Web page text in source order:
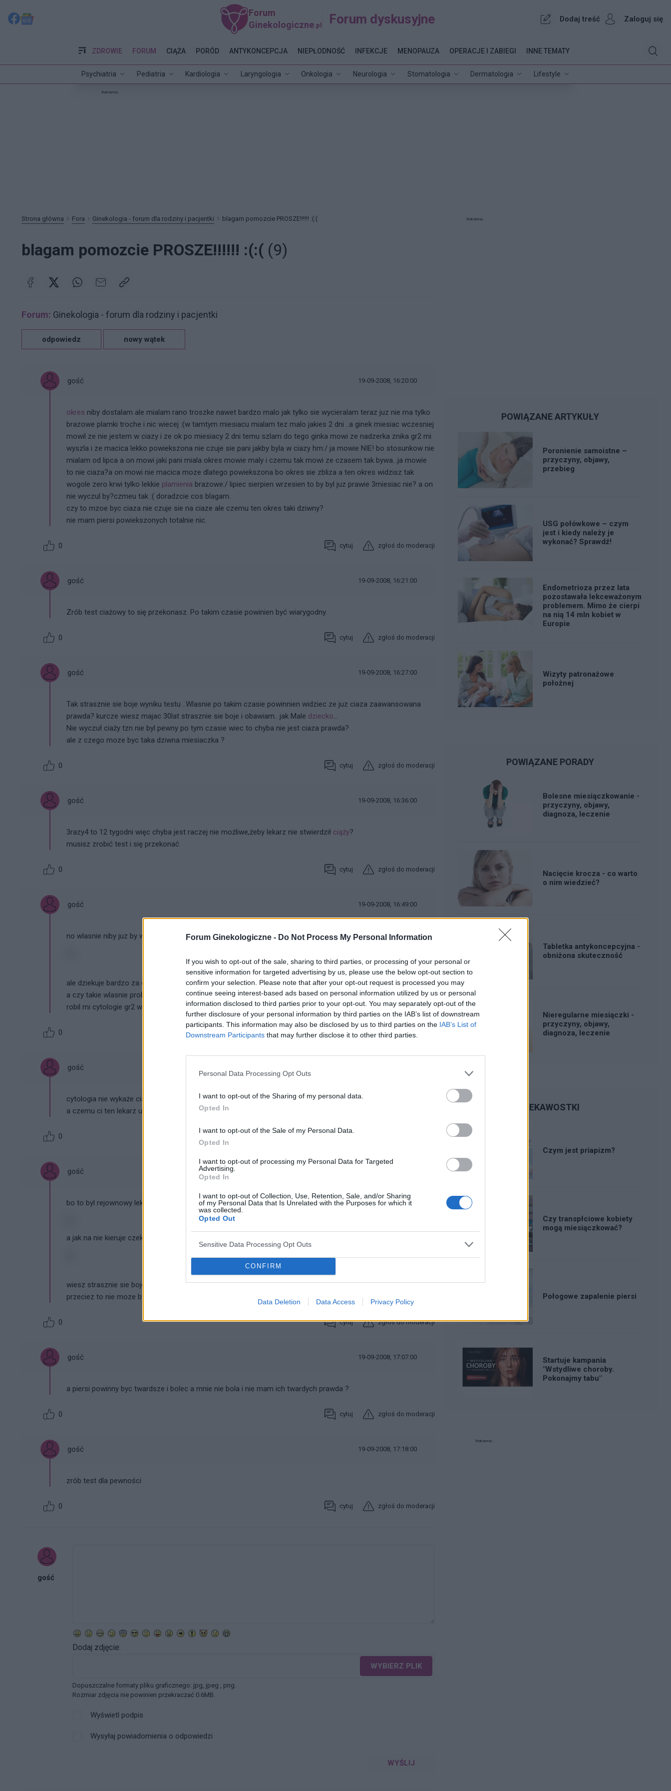
Forum Ginekologiczne - Do Not Process My Personal Information
If you wish to opt-out of the sale, sharing to third parties, or processing of your personal or
sensitive information for targeted advertising by us, please use the below opt-out section to
confirm your selection. Please note that after your opt-out request is processed you may
continue seeing interest-based ads based on personal information utilized by us or personal
information disclosed to third parties prior to your opt-out. You may separately opt-out of the
further disclosure of your personal information by third parties on the IAB’s list of downstream
participants. This information may also be disclosed by us to third parties on the IAB’s List of
Downstream Participants that may further disclose it to other third parties.
Personal Data Processing Opt Outs
I want to opt-out of the Sharing of my personal data.
Opted In
I want to opt-out of the Sale of my Personal Data.
Opted In
I want to opt-out of processing my Personal Data for Targeted
Advertising.
Opted In
I want to opt-out of Collection, Use, Retention, Sale, and/or Sharing
of my Personal Data that Is Unrelated with the Purposes for which it
was collected.
Opted Out
Sensitive Data Processing Opt Outs
CONFIRM
Data Deletion Data Access Privacy Policy
Forum
Ginekologiczne .pl Forum dyskusyjne Dodaj treść Zaloguj się
ZDROWIE
Psychiatria Pediatria Kardiologia Laryngologia Onkologia Neurologia Stomatologia Dermatologia Lifestyle
FORUM CIĄŻA PORÓD ANTYKONCEPCJA NIEPŁODNOŚĆ INFEKCJE MENOPAUZA OPERACJE I ZABIEGI INNE TEMATY
Reklama:
Strona główna Fora Ginekologia - forum dla rodziny i pacjentki blagam pomozcie PROSZE!!!!!! :(:(
blagam pomozcie PROSZE!!!!!! :(:( (9)
Forum: Ginekologia - forum dla rodziny i pacjentki
odpowiedz nowy wątek
gość 19-09-2008, 16:20:00
okres niby dostalam ale mialam rano troszke nawet bardzo malo jak tylko sie wycieralam teraz juz nie ma tylko
brazowe plamki troche i nic wiecej :(w tamtym miesiacu mialam tez malo jakies 2 dni ..a ginek miesiac wczesniej
mowil ze nie jestem w ciazy i ze ok po miesiacy 2 dni temu szlam do tego ginka mowi ze nadzerka znika gr2 mi
wyszla i ze macica lekko powiekszona nie czuje sie pani jakby byla w ciazy hm:/ ja mowie NIE! bo stosunkow nie
mialam od lipca a on mowi jaki pani miala okres mowie maly i czemu tak mowi ze czasem tak bywa...ja mowie
to nie ciaza?a on mowi nie macica moze dlatego powiekszona bo okres sie zbliza a ten okres widzisz tak
wogole zero krwi tylko lekkie plamienia brazowe:/ lipiec sierpien wrzesien to by byl juz prawie 3miesiac nie? a on
nie wyczul by?czmeu tak :( doradzcie cos blagam.
czy to mzoe byc ciaza nie czuje sie na ciaze ale czemu ten okres taki dziwny?
nie mam piersi powiekszonych totalnie nic.
0 cytuj zgłoś do moderacji
gość 19-09-2008, 16:21:00
Zrób test ciażowy to się przekonasz. Po takim czasie powinien być wiarygodny.
0 cytuj zgłoś do moderacji
gość 19-09-2008, 16:27:00
Tak strasznie sie boje wyniku testu ..Wlasnie po takim czasie powinnien widziec ze juz ciaza zaawansowana
prawda? kurcze wiesz majac 30lat strasznie sie boje i obawiam.. jak Male dziecko...
Nie wyczuł ciaży tzn nie byl pewny po tym czasie wiec to chyba nie jest ciaza prawda?
ale z czego moze byc taka dziwna miesiaczka ?
0 cytuj zgłoś do moderacji
gość 19-09-2008, 16:36:00
3razy4 to 12 tygodni więc chyba jest raczej nie możliwe,żeby lekarz nie stwierdził ciąży?
musisz zrobić test i się przekonać
0 cytuj zgłoś do moderacji
gość 19-09-2008, 16:49:00
no wlasnie niby juz by wykryl ciaze..a czemu nie wykryl nie wiadomo eh nie wiem
ale dziekuje bardzo za odpowiedz..
a czy takie wlasnie problemy z miesiaczka ma moze na to wplyw nadzerka?
robil mi cytologie gr2 wyszla
cytologiawykazala by ciaze ;>? ojj
0 cytuj zgłoś do moderacji
gość
cytologia nie wykaże ciąży bo to badanie służy czemu innemu
a czemu ci ten lekarz usg nie zrobił?
0
gość
bo to byl rejownowy lekarz nie posiada w gabinecie usg..
a jak na nie kieruje czeka sie jakies 3tygodnie
wiesz strasznie sie boje...
przeciez to nie moze byc ciaza po tylu tygodniach dawno by ja wykryl
0 cytuj zgłoś do moderacji
gość 19-09-2008, 17:07:00
a piersi powinny byc twardsze i bolec a mnie nie bola i nie mam ich twardych prawda ?
0 cytuj zgłoś do moderacji
gość 19-09-2008, 17:18:00
zrób test dla pewności
0 cytuj zgłoś do moderacji
gość
Dodaj zdjęcie:
WYBIERZ PLIK
Dopuszczalne formaty pliku graficznego: jpg, jpeg , png.
Rozmiar zdjęcia nie powinien przekraczać 0.6MB.
Wyświetl podpis
Wysyłaj powiadomienia o odpowiedzi
WYŚLIJ
Reklama:
POWIĄZANE ARTYKUŁY
Poronienie samoistne –
przyczyny, objawy,
przebieg
USG połówkowe – czym
jest i kiedy należy je
wykonać? Sprawdź!
Endometrioza przez lata
pozostawała lekceważonym
problemem. Mimo że cierpi
na nią 14 mln kobiet w
Europie
Wizyty patronażowe
położnej
POWIĄZANE PORADY
Bolesne miesiączkowanie -
przyczyny, objawy,
diagnoza, leczenie
Nacięcie krocza - co warto
o nim wiedzieć?
Tabletka antykoncepcyjna -
obniżona skuteczność
Nieregularne miesiączki -
przyczyny, objawy,
diagnoza, leczenie
CIEKAWOSTKI
Czym jest priapizm?
Czy transpłciowe kobiety
mogą miesiączkować?
Połogowe zapalenie piersi
Startuje kampania
"Wstydliwe choroby.
Pokonajmy tabu"
Reklama: